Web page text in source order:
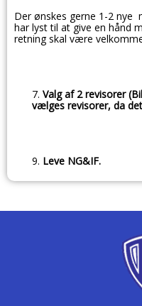
Der ønskes gerne 1-2 nye
har lyst til at give en hånd
retning skal være
Valg af 2 revisorer
vælges revisorer, da
Leve NG&IF.